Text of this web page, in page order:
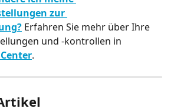
zur
Erfahren Sie mehr über Ihre
und -kontrollen in
.